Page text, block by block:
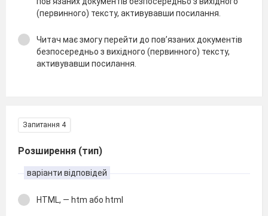
(первинного) тексту, активувавши посилання.
Читач має змогу перейти до пов’язаних документів
безпосередньо з вихідного (первинного) тексту,
активувавши посилання.
Запитання 4
Розширення (тип)
варіанти відповідей
HTML, — htm або html